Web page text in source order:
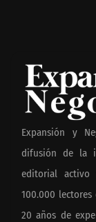
Expansión y
difusión de la
editorial activo
100.000
20 años de